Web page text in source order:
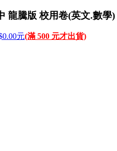
龍騰版 校用卷(英文.數
元(滿 500 元才出貨)